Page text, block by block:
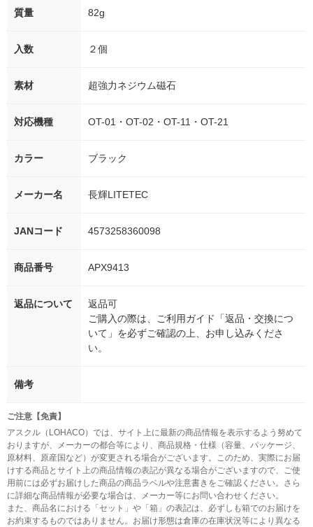
質量 82g
入数 ２個
素材 超強力ネジウム磁石
対応機種 OT-01・OT-02・OT-11・OT-21
カラー ブラック
メーカー名 長輝LITETEC
JANコード 4573258360098
商品番号 APX9413
返品について
返品可
ご購入の際は、ご利用ガイド「返品・交換につ
いて」を必ずご確認の上、お申し込みくださ
い。
備考
ご注意【免責】
アスクル（LOHACO）では、サイト上に最新の商品情報を表示するよう努めて
おりますが、メーカーの都合等により、商品規格・仕様（容量、パッケージ、
原材料、原産国など）が変更される場合がございます。このため、実際にお届
けする商品とサイト上の商品情報の表記が異なる場合がございますので、ご使
用前には必ずお届けした商品の商品ラベルや注意書きをご確認ください。さら
に詳細な商品情報が必要な場合は、メーカー等にお問い合わせください。
また、商品名における「セット」や「箱」の表記は、必ずしも箱でのお届けを
お約束するものではありません。お届け形態は倉庫の在庫状況等により異なる